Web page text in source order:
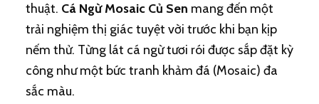
thuật. Cá Ngừ Mosaic Củ Sen mang đến một
trải nghiệm thị giác tuyệt vời trước khi bạn kịp
nếm thử. Từng lát cá ngừ tươi rói được sắp đặt kỳ
công như một bức tranh khảm đá (Mosaic) đa
sắc màu.